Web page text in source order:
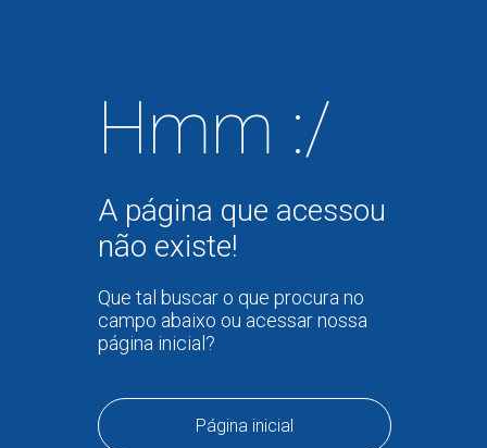
Hmm :/
A página que acessou
não existe!
Que tal buscar o que procura no
campo abaixo ou acessar nossa
página inicial?
Página inicial